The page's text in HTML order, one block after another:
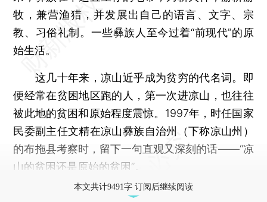
牧，兼营渔猎，并发展出自己的语言、文字、宗
教、习俗礼制。一些彝族人至今过着“前现代”的原
始生活。
这几十年来，凉山近乎成为贫穷的代名词。即
便经常在贫困地区跑的人，第一次进凉山，也往往
被此地的贫困和原始程度震惊。1997年，时任国家
民委副主任文精在凉山彝族自治州（下称凉山州）
的布拖县考察时，留下一句直观又深刻的话——“凉
山的贫困还是原始的贫困”。
本文共计9491字 订阅后继续阅读